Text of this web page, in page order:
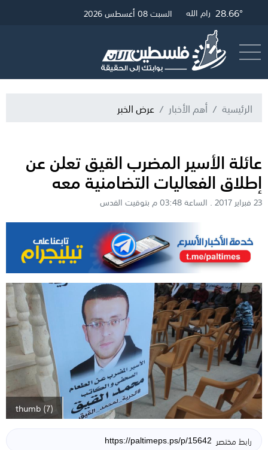
31.83° غزة 28.9° القدس28.66° رام الله السبت 08 أغسطس 2026
الرئيسية أهم الأخبار عرض الخبر
عائلة الأسير المضرب القيق تعلن عن
إطلاق الفعاليات التضامنية معه
23 فبراير 2017 . الساعة 03:48 م بتوقيت القدس
thumb (7)
رابط مختصر